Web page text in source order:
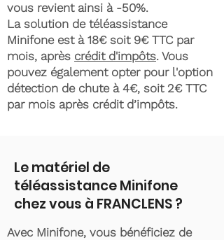
vous revient ainsi à -50%.
La solution de téléassistance
Minifone est à 18€ soit 9€ TTC par
mois, après crédit d'impôts. Vous
pouvez également opter pour l'option
détection de chute à 4€, soit 2€ TTC
par mois après crédit d’impôts.
Le matériel de
téléassistance Minifone
chez vous à FRANCLENS ?
Avec Minifone, vous bénéficiez de